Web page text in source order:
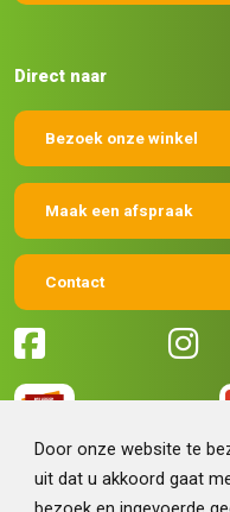
Door onze website te
uit dat u akkoord gaat
Direct naar
Bezoek onze winkel
Maak een afspraak
Contact